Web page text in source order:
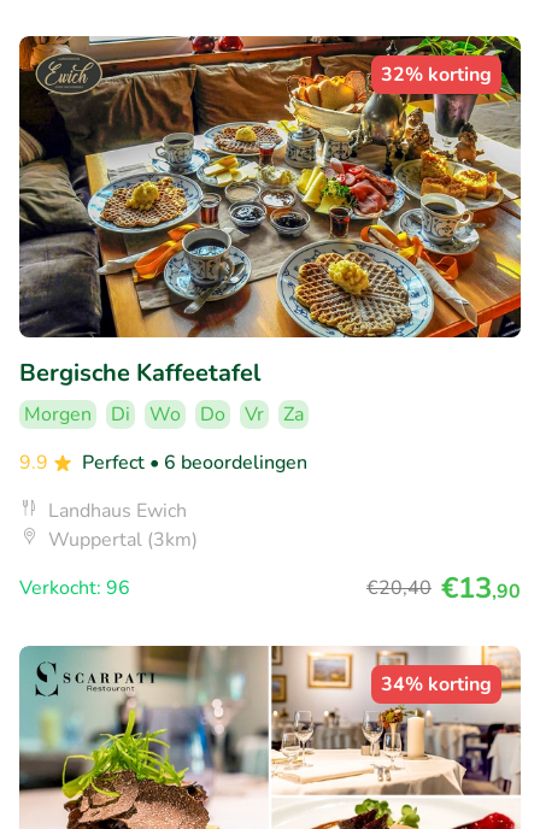
32% korting
Bergische Kaffeetafel
Morgen Di Wo Do Vr
Za
9.9
Perfect • 6 beoordelingen
Landhaus Ewich
Wuppertal (3km)
Verkocht: 96
€20,40 €13,90
34% korting